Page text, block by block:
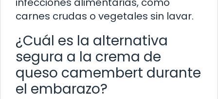
carnes crudas o vegetales sin lavar.
¿Cuál es la alternativa
segura a la crema de
queso camembert durante
el embarazo?